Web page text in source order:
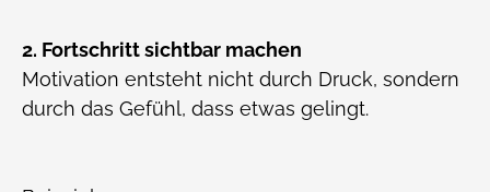
2. Fortschritt sichtbar machen
Motivation entsteht nicht durch Druck, sondern
durch das Gefühl, dass etwas gelingt.